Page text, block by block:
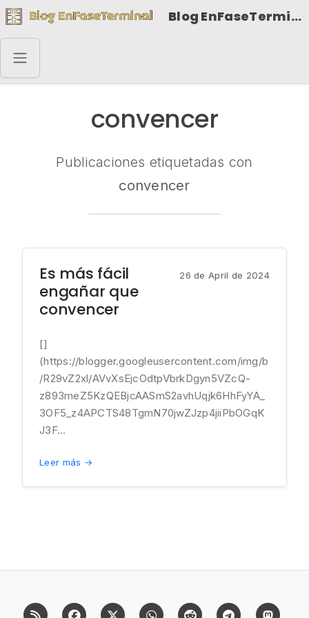
Blog EnFaseTerminal
convencer
Publicaciones etiquetadas con
convencer
Es más fácil
engañar que
convencer
26 de April de 2024
[]
(https://blogger.googleusercontent.com/img/b
/R29vZ2xl/AVvXsEjcOdtpVbrkDgyn5VZcQ-
z893meZ5KzQEBjcAASmS2avhUqjk6HhFyYA_
3OF5_z4APCTS48TgmN70jwZJzp4jiiPbOGqK
J3F...
Leer más →
RSS FacebookX (Twitter)Whatsapp Reddit Telegram